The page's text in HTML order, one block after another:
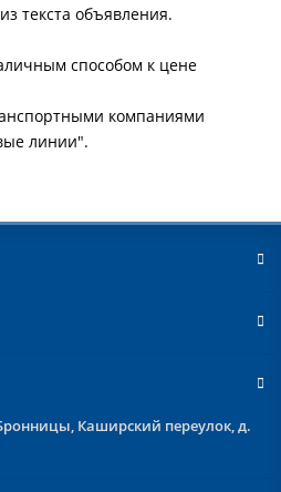
текста объявления.
способом к цене
компаниями
линии".
Каширский переулок, д.